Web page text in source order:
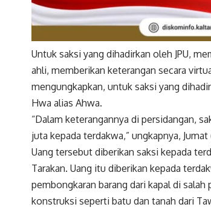
Untuk saksi yang dihadirkan oleh JPU,
ahli, memberikan keterangan secara
mengungkapkan, untuk saksi yang
Hwa alias Ahwa.
“Dalam keterangannya di persidangan,
juta kepada terdakwa,” ungkapnya,
Uang tersebut diberikan saksi kepada
Tarakan. Uang itu diberikan kepada
pembongkaran barang dari kapal di
konstruksi seperti batu dan tanah dari